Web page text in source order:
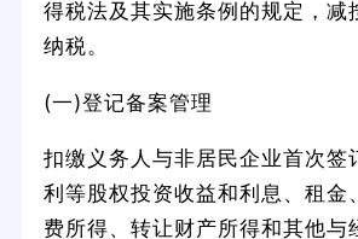
得税法及其实施条例的规定，减
纳税。
(一)登记备案管理
扣缴义务人与非居民企业首次签
利等股权投资收益和利息、租金
费所得、转让财产所得和其他与